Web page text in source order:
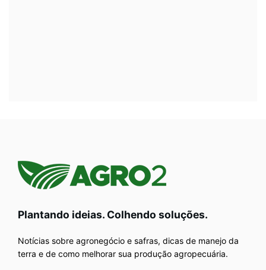
Plantando ideias. Colhendo soluções.
Notícias sobre agronegócio e safras, dicas de manejo da
terra e de como melhorar sua produção agropecuária.